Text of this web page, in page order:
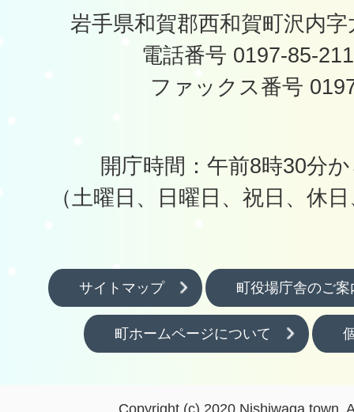
岩手県和賀郡西和賀町沢内
電話番号 0197-85-
ファックス番号
開庁時間：午前8時30分
（土曜日、日曜日、祝日、休
サイトマップ 町役場庁舎のご案
町ホームページについて
Copyright (c) 2020 Nishiwaga town.